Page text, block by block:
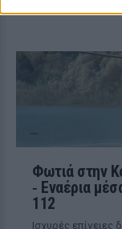
Φωτιά στην
‑ Εναέρια
112
Ισχυρές επίγειες